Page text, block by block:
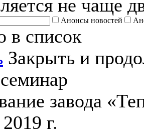
не чаще
Анонсы новостей
в список
Закрыть и
завода
г.